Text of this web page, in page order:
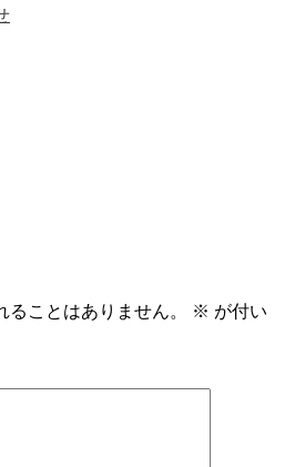
ことはありません。 ※ が付い